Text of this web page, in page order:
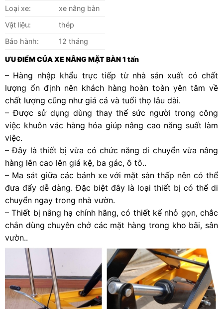
Loại xe:
xe nâng bàn
Vật liệu:
thép
Bảo hành:
12 tháng
ƯU ĐIỂM CỦA XE NÂNG MẶT BÀN 1 tấn
– Hàng nhập khẩu trực tiếp từ nhà sản xuất có chất
lượng ổn định nên khách hàng hoàn toàn yên tâm về
chất lượng cũng như giá cả và tuổi thọ lâu dài.
– Được sử dụng dùng thay thế sức người trong công
việc khuôn vác hàng hóa giúp nâng cao năng suất làm
việc.
– Đây là thiết bị vừa có chức năng di chuyển vừa nâng
hàng lên cao lên giá kệ, ba gác, ô tô..
– Ma sát giữa các bánh xe với mặt sàn thấp nên có thể
đưa đẩy dễ dàng. Đặc biệt đây là loại thiết bị có thể di
chuyển ngay trong nhà vườn.
– Thiết bị nâng hạ chính hãng, có thiết kế nhỏ gọn, chắc
chắn dùng chuyên chở các mặt hàng trong kho bãi, sân
vườn..